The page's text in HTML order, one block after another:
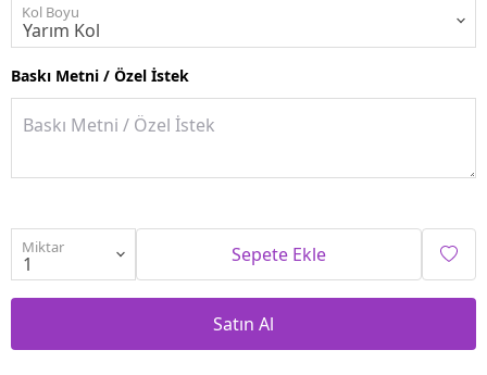
Kol Boyu
Baskı Metni / Özel İstek
Miktar Sepete Ekle
Satın Al